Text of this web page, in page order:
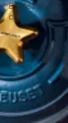
Etudes et
chiffres